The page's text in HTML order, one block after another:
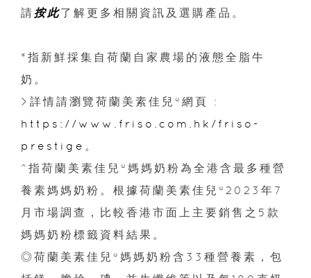
請 按此了解更多相關資訊及選購產品。
*指新鮮採集自荷蘭自家農場的液態全脂牛
奶。
>詳情請瀏覽荷蘭美素佳兒®網頁 :
https://www.friso.com.hk/friso-
prestige
^指荷蘭美素佳兒®媽媽奶粉為全港含最多種營
養素媽媽奶粉。根據荷蘭美素佳兒®2023年7
月市場調查，比較香港市面上主要銷售之5款
媽媽奶粉標籤資料結果。
◎荷蘭美素佳兒®媽媽奶粉含33種營養素，包